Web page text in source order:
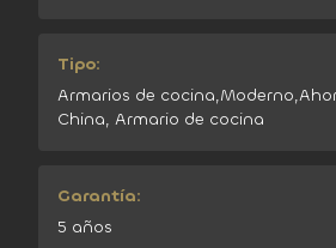
Tipo:
Armarios de
China, Armario de cocina
Garantía:
5 años